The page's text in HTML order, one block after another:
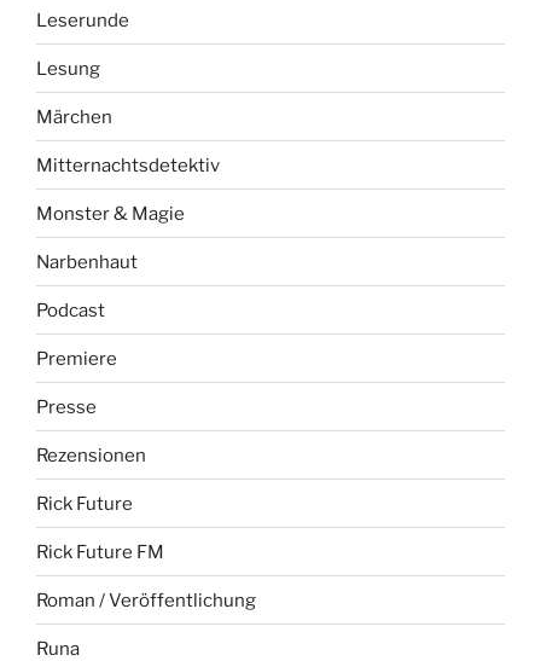
Leserunde
Lesung
Märchen
Mitternachtsdetektiv
Monster & Magie
Narbenhaut
Podcast
Premiere
Presse
Rezensionen
Rick Future
Rick Future FM
Roman / Veröffentlichung
Runa